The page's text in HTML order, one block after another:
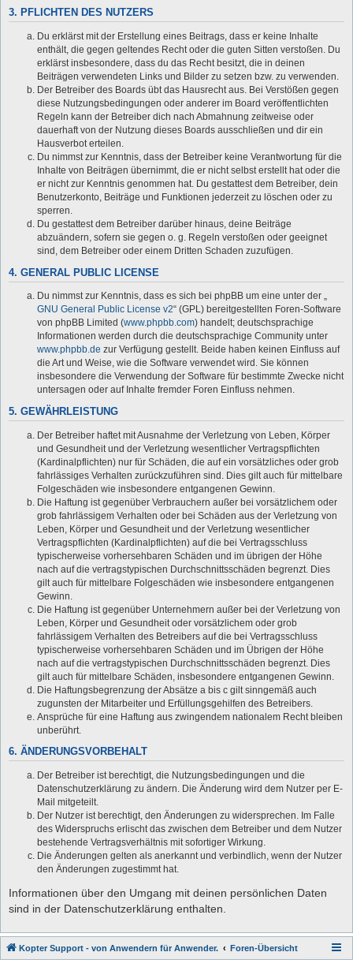
3. PFLICHTEN DES NUTZERS
Du erklärst mit der Erstellung eines Beitrags, dass er keine Inhalte
enthält, die gegen geltendes Recht oder die guten Sitten verstoßen. Du
erklärst insbesondere, dass du das Recht besitzt, die in deinen
Beiträgen verwendeten Links und Bilder zu setzen bzw. zu verwenden.
Der Betreiber des Boards übt das Hausrecht aus. Bei Verstößen gegen
diese Nutzungsbedingungen oder anderer im Board veröffentlichten
Regeln kann der Betreiber dich nach Abmahnung zeitweise oder
dauerhaft von der Nutzung dieses Boards ausschließen und dir ein
Hausverbot erteilen.
Du nimmst zur Kenntnis, dass der Betreiber keine Verantwortung für die
Inhalte von Beiträgen übernimmt, die er nicht selbst erstellt hat oder die
er nicht zur Kenntnis genommen hat. Du gestattest dem Betreiber, dein
Benutzerkonto, Beiträge und Funktionen jederzeit zu löschen oder zu
sperren.
Du gestattest dem Betreiber darüber hinaus, deine Beiträge
abzuändern, sofern sie gegen o. g. Regeln verstoßen oder geeignet
sind, dem Betreiber oder einem Dritten Schaden zuzufügen.
4. GENERAL PUBLIC LICENSE
Du nimmst zur Kenntnis, dass es sich bei phpBB um eine unter der „
GNU General Public License v2“ (GPL) bereitgestellten Foren-Software
von phpBB Limited (www.phpbb.com) handelt; deutschsprachige
Informationen werden durch die deutschsprachige Community unter
www.phpbb.de zur Verfügung gestellt. Beide haben keinen Einfluss auf
die Art und Weise, wie die Software verwendet wird. Sie können
insbesondere die Verwendung der Software für bestimmte Zwecke nicht
untersagen oder auf Inhalte fremder Foren Einfluss nehmen.
5. GEWÄHRLEISTUNG
Der Betreiber haftet mit Ausnahme der Verletzung von Leben, Körper
und Gesundheit und der Verletzung wesentlicher Vertragspflichten
(Kardinalpflichten) nur für Schäden, die auf ein vorsätzliches oder grob
fahrlässiges Verhalten zurückzuführen sind. Dies gilt auch für mittelbare
Folgeschäden wie insbesondere entgangenen Gewinn.
Die Haftung ist gegenüber Verbrauchern außer bei vorsätzlichem oder
grob fahrlässigem Verhalten oder bei Schäden aus der Verletzung von
Leben, Körper und Gesundheit und der Verletzung wesentlicher
Vertragspflichten (Kardinalpflichten) auf die bei Vertragsschluss
typischerweise vorhersehbaren Schäden und im übrigen der Höhe
nach auf die vertragstypischen Durchschnittsschäden begrenzt. Dies
gilt auch für mittelbare Folgeschäden wie insbesondere entgangenen
Gewinn.
Die Haftung ist gegenüber Unternehmern außer bei der Verletzung von
Leben, Körper und Gesundheit oder vorsätzlichem oder grob
fahrlässigem Verhalten des Betreibers auf die bei Vertragsschluss
typischerweise vorhersehbaren Schäden und im Übrigen der Höhe
nach auf die vertragstypischen Durchschnittsschäden begrenzt. Dies
gilt auch für mittelbare Schäden, insbesondere entgangenen Gewinn.
Die Haftungsbegrenzung der Absätze a bis c gilt sinngemäß auch
zugunsten der Mitarbeiter und Erfüllungsgehilfen des Betreibers.
Ansprüche für eine Haftung aus zwingendem nationalem Recht bleiben
unberührt.
6. ÄNDERUNGSVORBEHALT
Der Betreiber ist berechtigt, die Nutzungsbedingungen und die
Datenschutzerklärung zu ändern. Die Änderung wird dem Nutzer per E-
Mail mitgeteilt.
Der Nutzer ist berechtigt, den Änderungen zu widersprechen. Im Falle
des Widerspruchs erlischt das zwischen dem Betreiber und dem Nutzer
bestehende Vertragsverhältnis mit sofortiger Wirkung.
Die Änderungen gelten als anerkannt und verbindlich, wenn der Nutzer
den Änderungen zugestimmt hat.
Informationen über den Umgang mit deinen persönlichen Daten
sind in der Datenschutzerklärung enthalten.
Kopter Support - von Anwendern für Anwender. Foren-Übersicht